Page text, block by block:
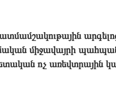
միջավայրի
ոչ առեվտրային